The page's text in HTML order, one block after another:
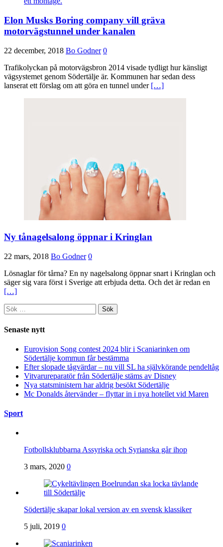
Elon Musks Boring company vill gräva
motorvägstunnel under kanalen
22 december, 2018 Bo Godner 0
Trafikolyckan på motorvägsbron 2014 visade tydligt hur känsligt
vägsystemet genom Södertälje är. Kommunen har sedan dess
lanserat ett förslag om att göra en tunnel under […]
Ny tånagelsalong öppnar i Kringlan
22 mars, 2018 Bo Godner 0
Lösnaglar för tårna? En ny nagelsalong öppnar snart i Kringlan och
säger sig vara först i Sverige att erbjuda detta. Och det är redan en
[…]
Sök
efter:
Senaste nytt
Eurovision Song contest 2024 blir i Scaniarinken om
Södertälje kommun får bestämma
Efter slopade tågvärdar – nu vill SL ha självkörande pendeltåg
Vitvarureparatör från Södertälje stäms av Disney
Nya statsministern har aldrig besökt Södertälje
Mc Donalds återvänder – flyttar in i nya hotellet vid Maren
Sport
Fotbollsklubbarna Assyriska och Syrianska går ihop
3 mars, 2020 0
Södertälje skapar lokal version av en svensk klassiker
5 juli, 2019 0